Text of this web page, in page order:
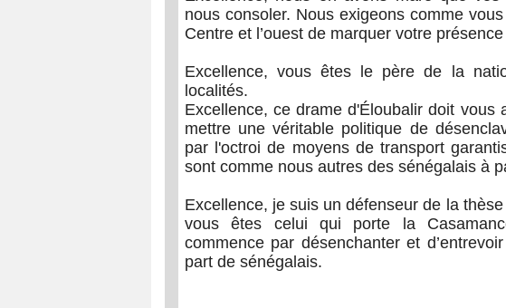
nous consoler. Nous exigeons comme
Centre et l’ouest de marquer votre
Excellence, vous êtes le père de la
localités.
Excellence, ce drame d'Éloubalir doit vous
mettre une véritable politique de
par l'octroi de moyens de transport
sont comme nous autres des sénégalais à
Excellence, je suis un défenseur de la
vous êtes celui qui porte la
commence par désenchanter et
part de sénégalais.